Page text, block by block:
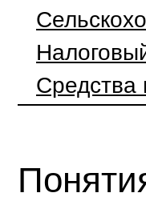
Средства